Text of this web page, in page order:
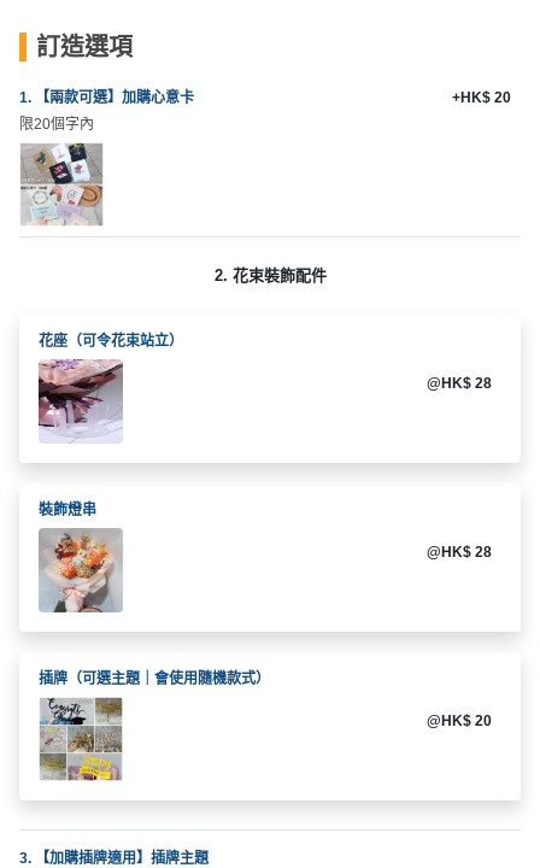
藝
禮
品
訂
製
禮
物
佈
置
用
品
食
煮
聚
會
及
拍
廳
拖
業
/
公
司
活
禮
親
子
活
夾
時
間
神
器
情
侶
單
關
訂造選項
1. 【兩款可選】加購心意卡
限20個字內
+HK$ 20
2. 花束裝飾配件
花座（可令花束站立）
@HK$ 28
裝飾燈串
@HK$ 28
插牌（可選主題｜會使用隨機款式）
@HK$ 20
3. 【加購插牌適用】插牌主題